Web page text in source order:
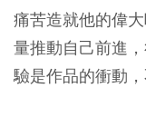
痛苦造就他的偉
量推動自己前進
驗是作品的衝動